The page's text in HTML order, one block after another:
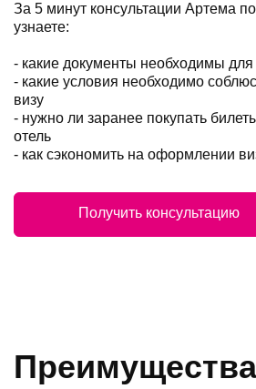
За 5 минут консультации Артема
узнаете:
- какие документы необходимы
- какие условия необходимо
визу
- нужно ли заранее покупать
отель
- как сэкономить на оформлении
Получить консультацию
Преимущества